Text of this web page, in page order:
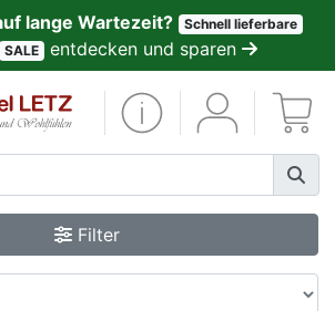
lange Wartezeit? Schnell lieferbare
SALE entdecken und sparen
Filter